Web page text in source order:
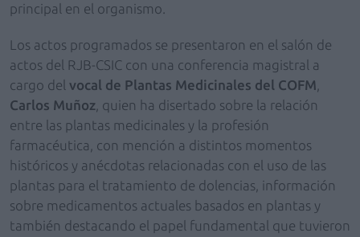
principal en el organismo.
Los actos programados se presentaron en el salón de
actos del RJB-CSIC con una conferencia magistral a
cargo del vocal de Plantas Medicinales del COFM
Carlos Muñoz , quien ha disertado sobre la relación
entre las plantas medicinales y la profesión
farmacéutica, con mención a distintos momentos
históricos y anécdotas relacionadas con el uso de las
plantas para el tratamiento de dolencias, información
sobre medicamentos actuales basados en plantas y
también destacando el papel fundamental que tuvieron